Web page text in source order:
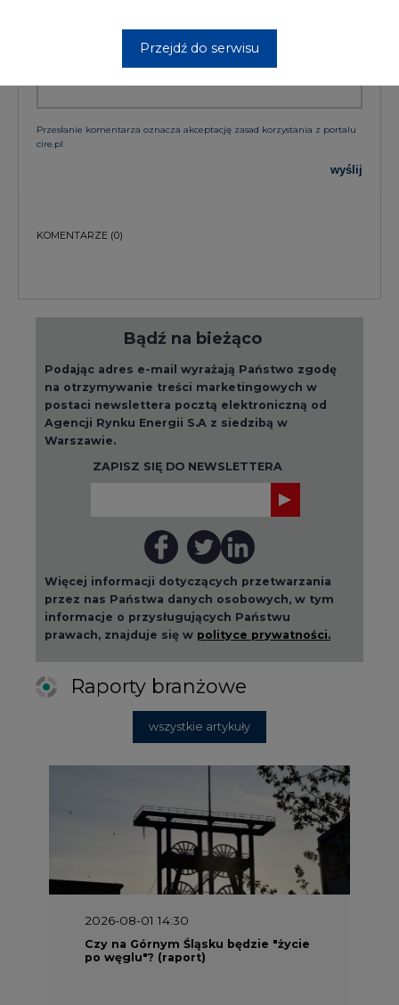
Przejdź do serwisu
Przesłanie komentarza oznacza akceptację zasad korzystania z portalu
cire.pl
wyślij
KOMENTARZE (0)
Bądź na bieżąco
Podając adres e-mail wyrażają Państwo zgodę
na otrzymywanie treści marketingowych w
postaci newslettera pocztą elektroniczną od
Agencji Rynku Energii S.A z siedzibą w
Warszawie.
ZAPISZ SIĘ DO NEWSLETTERA
Więcej informacji dotyczących przetwarzania
przez nas Państwa danych osobowych, w tym
informacje o przysługujących Państwu
prawach, znajduje się w polityce prywatności.
Raporty branżowe
wszystkie artykuły
2026-08-01 14:30
Czy na Górnym Śląsku będzie "życie
po węglu"? (raport)